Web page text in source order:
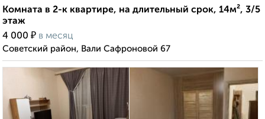
Комната в 2-к квартире, на длительный срок, 14м², 3/5
этаж
4 000 ₽ в месяц
Советский район, Вали Сафроновой 67